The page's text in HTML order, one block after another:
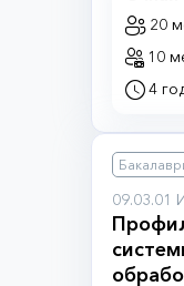
20
10
4
09.03.01